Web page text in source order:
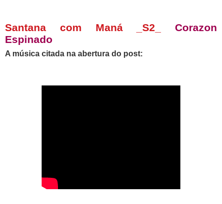
Santana com Maná _S2_
Corazon
Espinado
A música citada na abertura do post: